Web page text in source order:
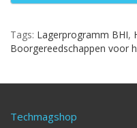
Tags: Lagerprogramm BHI,
Boorgereedschappen voor
Techmagshop